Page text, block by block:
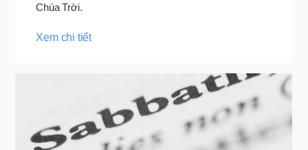
Chúa Trời.
Xem chi tiết